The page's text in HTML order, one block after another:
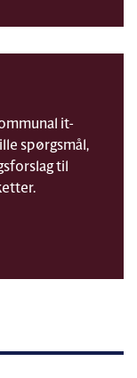
it-
spørgsmål,
til